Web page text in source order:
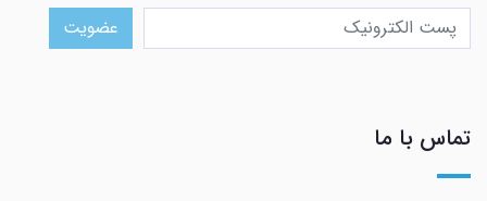
عضویت
تماس با ما